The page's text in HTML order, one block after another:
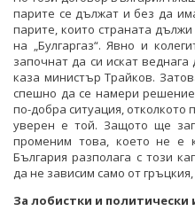
парите се дължат и без да
парите, които страната
на „Булгаргаз“. Явно и
започнат да си искат веднага
каза министър Трайков.
спешно да се намери
по-добра ситуация, отколкото
уверен е той. Защото ще
променим това, което не е
България разполага с този
да не зависим само от
За лобистки и политически